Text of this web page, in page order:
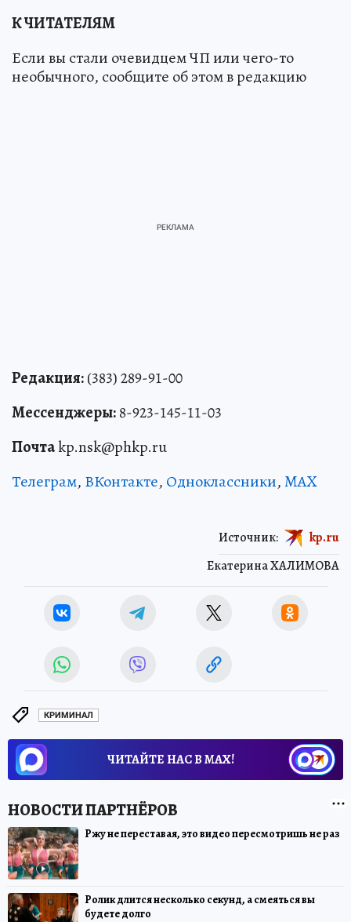
К ЧИТАТЕЛЯМ
Если вы стали очевидцем ЧП или чего-то
необычного, сообщите об этом в редакцию
Редакция:(383) 289-91-00
Мессенджеры:8-923-145-11-03
Почтаkp.nsk@phkp.ru
Телеграм, ВКонтакте, Одноклассники,MAX
Екатерина ХАЛИМОВА
Источник: kp.ru
КРИМИНАЛ
ЧИТАЙТЕ НАС В МАХ!
Ржу не переставая, это видео пересмотришь не раз
Ролик длится несколько секунд, а смеяться вы
будете долго